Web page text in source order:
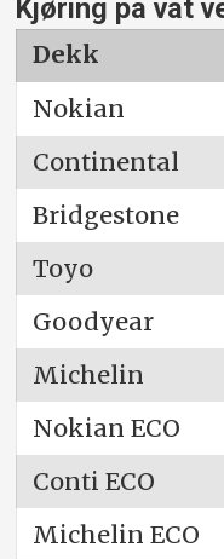
Kjøring på våt
Dekk
Nokian
Continental
Bridgestone
Toyo
Goodyear
Michelin
Nokian ECO
Conti ECO
Michelin ECO